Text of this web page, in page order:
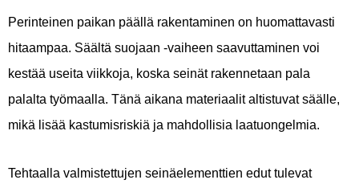
Perinteinen paikan päällä rakentaminen on huomattavasti
hitaampaa. Säältä suojaan -vaiheen saavuttaminen voi
kestää useita viikkoja, koska seinät rakennetaan pala
palalta työmaalla. Tänä aikana materiaalit altistuvat säälle,
mikä lisää kastumisriskiä ja mahdollisia laatuongelmia.
Tehtaalla valmistettujen seinäelementtien edut tulevat